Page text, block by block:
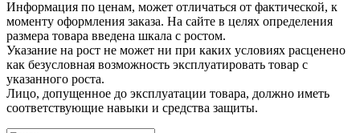
Информация по ценам, может отличаться от фактической, к
моменту оформления заказа. На сайте в целях определения
размера товара введена шкала с ростом.
Указание на рост не может ни при каких условиях расценено
как безусловная возможность эксплуатировать товар с
указанного роста.
Лицо, допущенное до эксплуатации товара, должно иметь
соответствующие навыки и средства защиты.